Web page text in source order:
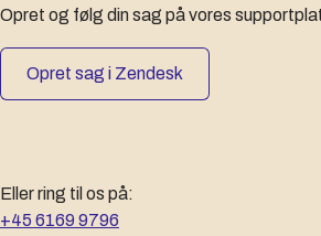
Opret og følg din sag på vores
Opret sag i Zendesk
Eller ring til os på:
+45 6169 9796